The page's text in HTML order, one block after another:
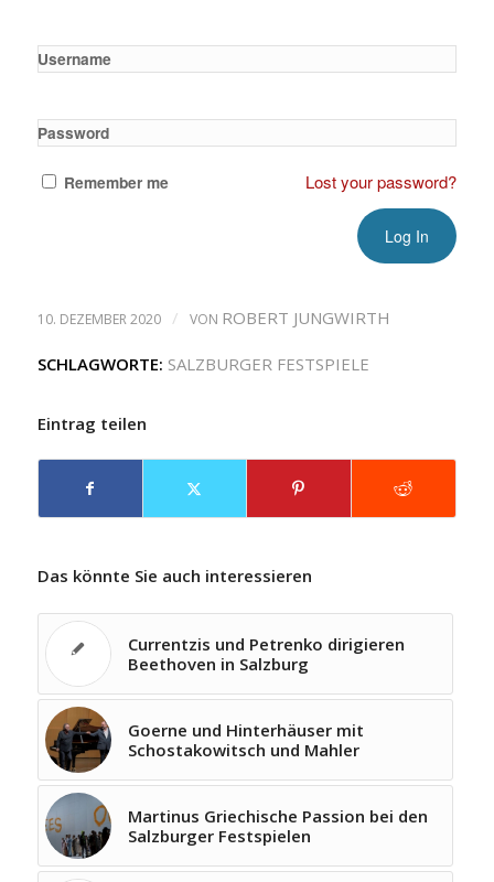
Username
Password
Remember me Lost your password?
10. DEZEMBER 2020 / VON ROBERT JUNGWIRTH
SCHLAGWORTE: SALZBURGER FESTSPIELE
Eintrag teilen
Das könnte Sie auch interessieren
Currentzis und Petrenko dirigieren
Beethoven in Salzburg
Goerne und Hinterhäuser mit
Schostakowitsch und Mahler
Martinus Griechische Passion bei den
Salzburger Festspielen